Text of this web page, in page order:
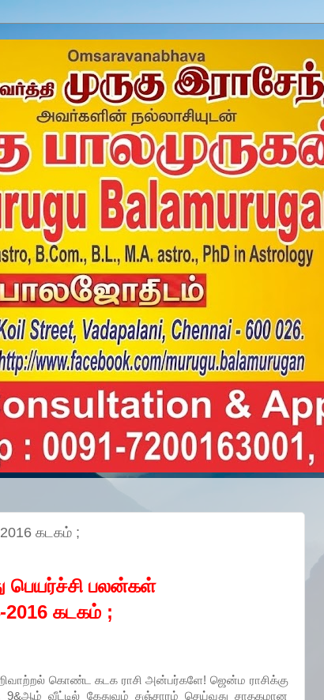
கடகம் ;
பெயர்ச்சி பலன்கள்
2016 கடகம் ;
கொண்ட கடக ராசி அன்பர்களே! ஜென்ம ராசிக்கு
9&ஆம் வீட்டில் கேதுவும் சஞ்சாரம் செய்வது சாதகமான